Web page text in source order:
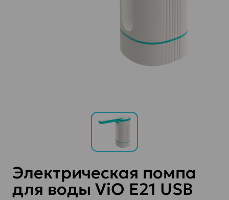
Электрическая помпа
для воды ViO E21 USB